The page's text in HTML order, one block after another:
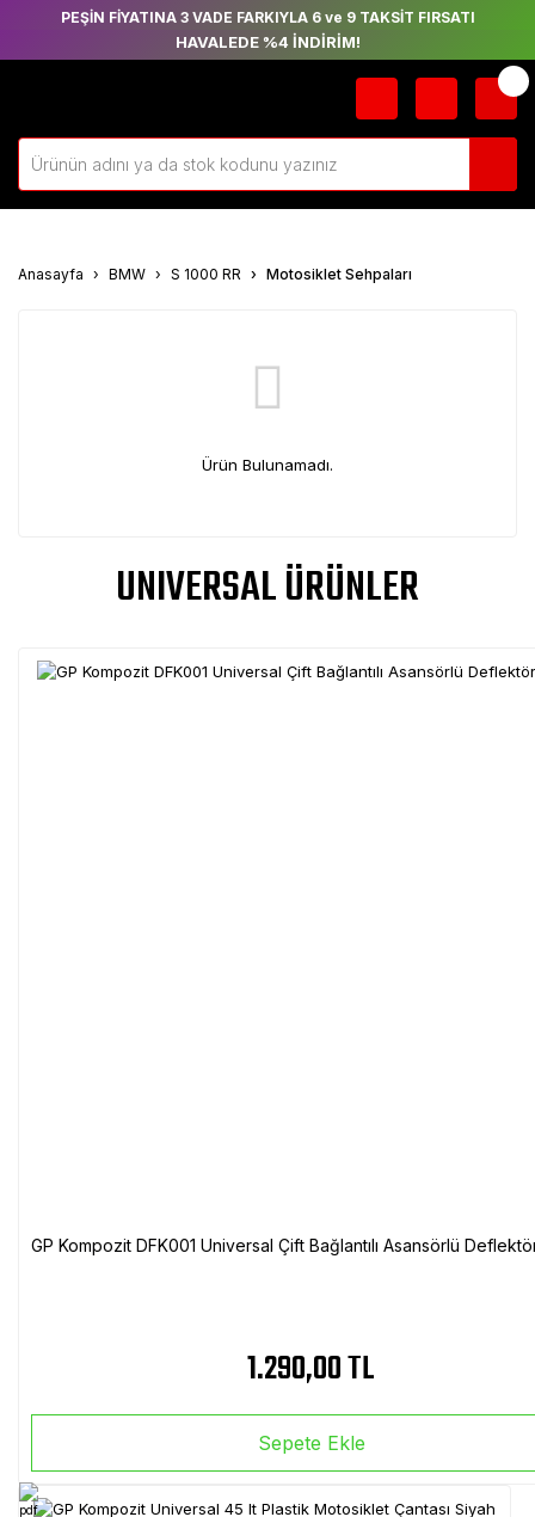
PEŞİN FİYATINA 3 VADE FARKIYLA 6 ve 9 TAKSİT FIRSATI
HAVALEDE %4 İNDİRİM!
Anasayfa BMW S 1000 RR Motosiklet Sehpaları
Ürün Bulunamadı.
UNIVERSAL ÜRÜNLER
GP Kompozit DFK001 Universal Çift Bağlantılı Asansörlü
1.290,00 TL
Sepete Ekle